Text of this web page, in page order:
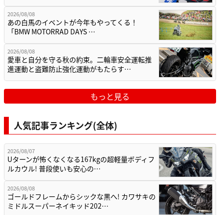
2026/08/08
あの白馬のイベントが今年もやってくる！
「BMW MOTORRAD DAYS …
2026/08/08
愛車と自分を守る秋の約束。二輪車安全運転推
進運動と盗難防止強化運動がもたらす…
もっと見る
人気記事ランキング(全体)
2026/08/07
Uターンが怖くなくなる167kgの超軽量ボディフ
ルカウル! 普段使いも安心の…
2026/08/08
ゴールドフレームからシックな黒へ! カワサキの
ミドルスーパーネイキッド202…